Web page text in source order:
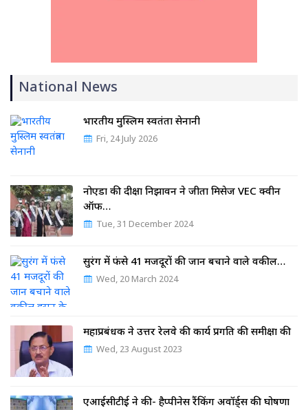
National News
भारतीय मुस्लिम स्वतंत्रता सेनानी
Fri, 24 July 2026
नोएडा की दीक्षा निझावन ने जीता मिसेज VEC क्वीन
ऑफ…
Tue, 31 December 2024
सुरंग में फंसे 41 मजदूरों की जान बचाने वाले वकील…
Wed, 20 March 2024
महाप्रबंधक ने उत्तर रेलवे की कार्य प्रगति की समीक्षा की
Wed, 23 August 2023
एआईसीटीई ने की- हैप्पीनेस रैंकिंग अवॉर्ड्स की घोषणा